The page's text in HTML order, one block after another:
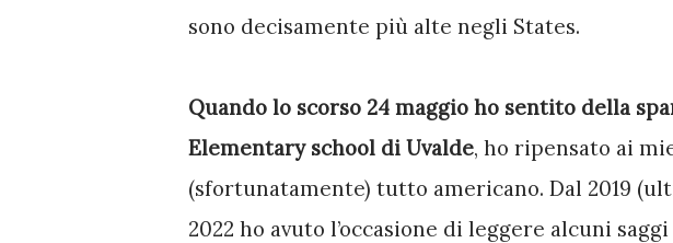
sono decisamente più alte negli States.
Quando lo scorso 24 maggio ho sentito della
Elementary school di Uvalde, ho ripensato ai
(sfortunatamente) tutto americano. Dal 2019
2022 ho avuto l’occasione di leggere alcuni